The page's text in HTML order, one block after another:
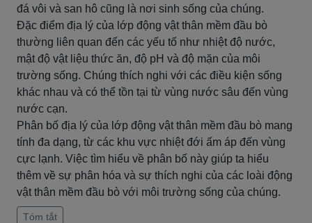
đá vôi và san hô cũng là nơi sinh sống của chúng.
Đặc điểm địa lý của lớp động vật thân mềm đầu bò
thường liên quan đến các yếu tố như nhiệt độ nước,
mật độ vật liệu thức ăn, độ pH và độ mặn của môi
trường sống. Chúng thích nghi với các điều kiện sống
khác nhau và có thể tồn tại từ vùng nước sâu đến vùng
nước cạn.
Phân bố địa lý của lớp động vật thân mềm đầu bò mang
tính đa dạng, từ các khu vực nhiệt đới ấm áp đến vùng
cực lạnh. Việc tìm hiểu về phân bố này giúp ta hiểu
thêm về sự phân hóa và sự thích nghi của các loài động
vật thân mềm đầu bò với môi trường sống của chúng.
Tóm tắt